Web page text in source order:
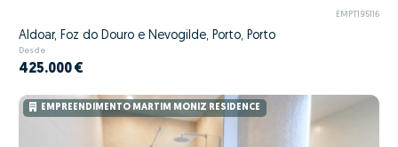
EMPT195116
Aldoar, Foz do Douro e Nevogilde, Porto, Porto
Desde
425.000 €
EMPREENDIMENTO MARTIM MONIZ RESIDENCE